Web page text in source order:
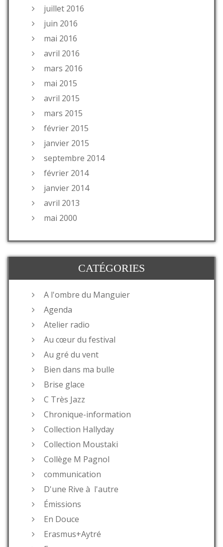
juillet 2016
juin 2016
mai 2016
avril 2016
mars 2016
mai 2015
avril 2015
mars 2015
février 2015
janvier 2015
septembre 2014
février 2014
janvier 2014
avril 2013
mai 2000
CATÉGORIES
A l'ombre du Manguier
Agenda
Atelier radio
Au cœur du festival
Au gré du vent
Bien dans ma bulle
Brise glace
C Très Jazz
Chronique-information
Collection Hallyday
Collection Moustaki
Collège M Pagnol
communication
D'une Rive à l'autre
Émissions
En Douce
Erasmus+Aytré